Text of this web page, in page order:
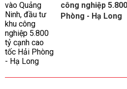
công nghiệp
Phòng - Hạ Long